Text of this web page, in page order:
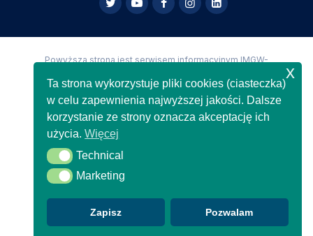
Powyższa strona jest serwisem informacyjnym IMGW-
Copyright IMGW-PIB Wszelkie prawa zastrzeżone
Ta strona wykorzystuje pliki cookies (ciasteczka)
w celu zapewnienia najwyższej jakości. Dalsze
korzystanie ze strony oznacza akceptację ich
użycia.Więcej
Technical
Technical
Marketing
Marketing
Zapisz Pozwalam
x